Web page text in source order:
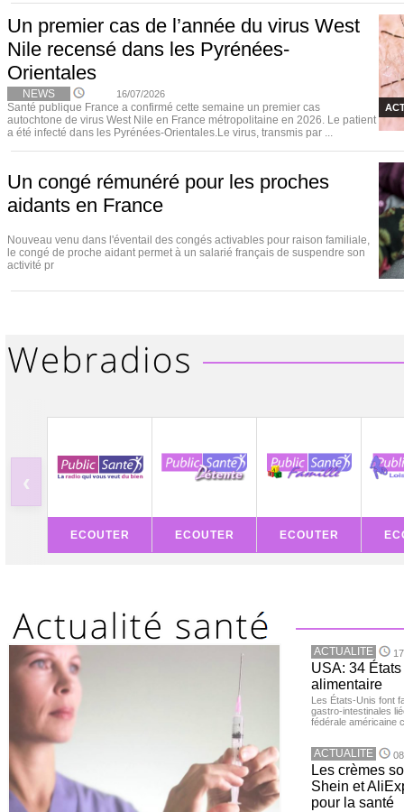
Un premier cas de l’année du virus West
Nile recensé dans les Pyrénées-
Orientales
NEWS 16/07/2026
Santé publique France a confirmé cette semaine un premier cas
autochtone de virus West Nile en France métropolitaine en 2026. Le patient
a été infecté dans les Pyrénées-Orientales.Le virus, transmis par ...
Un congé rémunéré pour les proches
aidants en France
Nouveau venu dans l'éventail des congés activables pour raison familiale,
le congé de proche aidant permet à un salarié français de suspendre son
activité pr
‹
ECOUTER ECOUTER ECOUTER
ACTUALITE
USA: 34
alimentaire
Les États-Unis font
gastro-intestinales
fédérale américaine
ACTUALITE
Les crèmes
Shein et
pour la santé